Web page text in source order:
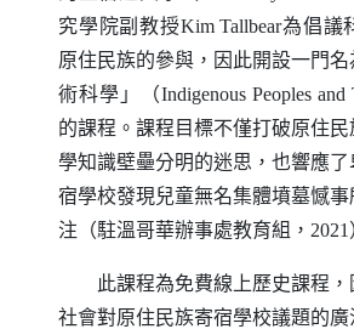
究學院副教授Kim Tallbear為倡議
原住民族的參與，因此開設一門
術科學」（Indigenous Peoples and
的課程。課程目標不僅打破原住
學知識壁壘分明的迷思，也響應
宿學校發現兒童無名集體墳墓憾事
注（駐溫哥華辦事處教育組，2021
此課程為免費線上歷史課程，
社會對原住民族寄宿學校議題的